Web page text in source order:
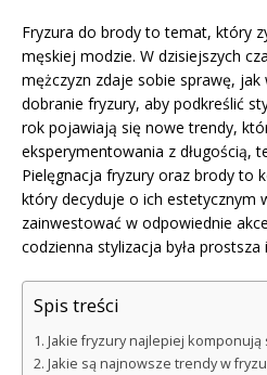
Fryzura do brody to temat, który
męskiej modzie. W dzisiejszych
mężczyzn zdaje sobie sprawę,
dobranie fryzury, aby podkreślić
rok pojawiają się nowe trendy,
eksperymentowania z długością,
Pielęgnacja fryzury oraz brody to
który decyduje o ich estetycznym
zainwestować w odpowiednie
codzienna stylizacja była
Spis treści
Jakie fryzury najlepiej komponują
Jakie są najnowsze trendy w